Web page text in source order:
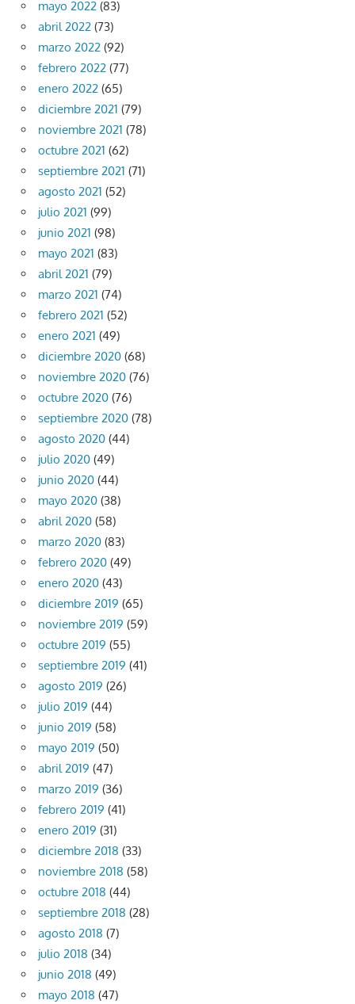
mayo 2022 (83)
abril 2022 (73)
marzo 2022 (92)
febrero 2022 (77)
enero 2022 (65)
diciembre 2021 (79)
noviembre 2021 (78)
octubre 2021 (62)
septiembre 2021 (71)
agosto 2021 (52)
julio 2021 (99)
junio 2021 (98)
mayo 2021 (83)
abril 2021 (79)
marzo 2021 (74)
febrero 2021 (52)
enero 2021 (49)
diciembre 2020 (68)
noviembre 2020 (76)
octubre 2020 (76)
septiembre 2020 (78)
agosto 2020 (44)
julio 2020 (49)
junio 2020 (44)
mayo 2020 (38)
abril 2020 (58)
marzo 2020 (83)
febrero 2020 (49)
enero 2020 (43)
diciembre 2019 (65)
noviembre 2019 (59)
octubre 2019 (55)
septiembre 2019 (41)
agosto 2019 (26)
julio 2019 (44)
junio 2019 (58)
mayo 2019 (50)
abril 2019 (47)
marzo 2019 (36)
febrero 2019 (41)
enero 2019 (31)
diciembre 2018 (33)
noviembre 2018 (58)
octubre 2018 (44)
septiembre 2018 (28)
agosto 2018 (7)
julio 2018 (34)
junio 2018 (49)
mayo 2018 (47)